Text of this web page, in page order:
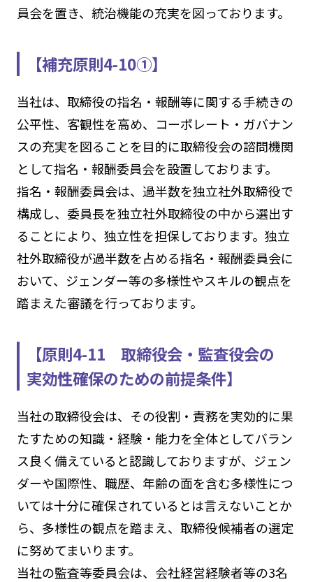
員会を置き、統治機能の充実を図っております。
【補充原則4-10①】
当社は、取締役の指名・報酬等に関する手続きの
公平性、客観性を高め、コーポレート・ガバナン
スの充実を図ることを目的に取締役会の諮問機関
として指名・報酬委員会を設置しております。
指名・報酬委員会は、過半数を独立社外取締役で
構成し、委員長を独立社外取締役の中から選出す
ることにより、独立性を担保しております。独立
社外取締役が過半数を占める指名・報酬委員会に
おいて、ジェンダー等の多様性やスキルの観点を
踏まえた審議を行っております。
【原則4-11 取締役会・監査役会の
実効性確保のための前提条件】
当社の取締役会は、その役割・責務を実効的に果
たすための知識・経験・能力を全体としてバラン
ス良く備えていると認識しておりますが、ジェン
ダーや国際性、職歴、年齢の面を含む多様性につ
いては十分に確保されているとは言えないことか
ら、多様性の観点を踏まえ、取締役候補者の選定
に努めてまいります。
当社の監査等委員会は、会社経営経験者等の3名